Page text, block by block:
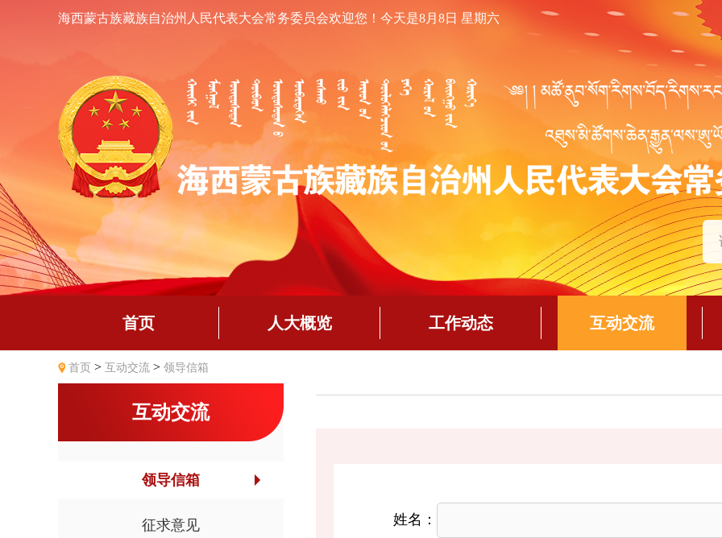
海西蒙古族藏族自治州人民代表大会常务委员会欢迎您！ 今天是8月8日 星期六
首页 人大概览 工作动态 互动交流
首页 > 互动交流 > 领导信箱
互动交流
领导信箱
征求意见 姓名：